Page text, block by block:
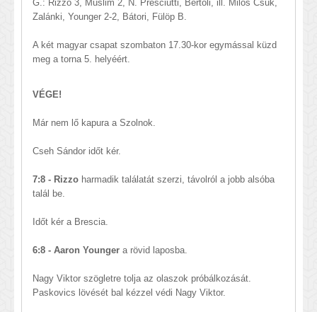
G.: Rizzo 3, Muslim 2, N. Presciutti, Bertoli, ill. Milos Csuk,
Zalánki, Younger 2-2, Bátori, Fülöp B.
A két magyar csapat szombaton 17.30-kor egymással küzd
meg a torna 5. helyéért.
​VÉGE!
Már nem lő kapura a Szolnok.
​Cseh Sándor időt kér.
7:8 - Rizzo harmadik találatát szerzi, távolról a jobb alsóba
talál be.
Időt kér a Brescia.
6:8 - Aaron Younger a rövid laposba.
Nagy Viktor szögletre tolja az olaszok próbálkozását.
Paskovics lövését bal kézzel védi Nagy Viktor.